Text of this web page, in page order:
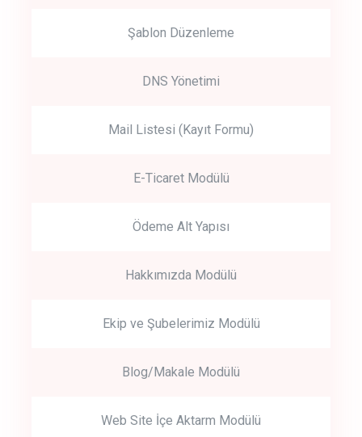
Şablon Düzenleme
DNS Yönetimi
Mail Listesi (Kayıt Formu)
E-Ticaret Modülü
Ödeme Alt Yapısı
Hakkımızda Modülü
Ekip ve Şubelerimiz Modülü
Blog/Makale Modülü
Web Site İçe Aktarm Modülü